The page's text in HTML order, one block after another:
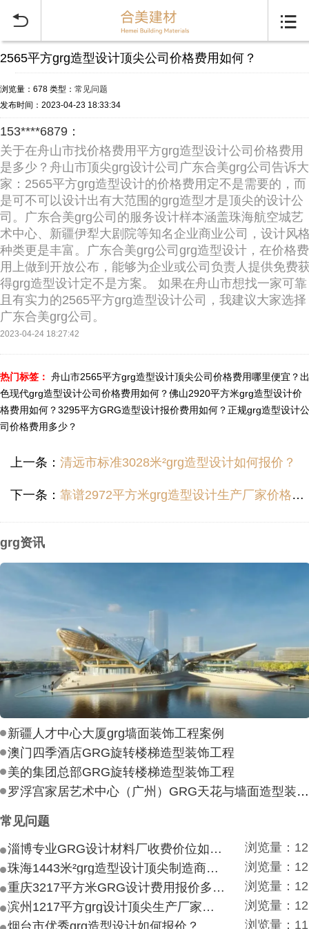
 
2565平方grg造型设计顶尖公司价格费用如何？
浏览量：678 类型： 常见问题
发布时间：2023-04-23 18:33:34
153****6879：
关于在舟山市找价格费用平方grg造型设计公司价格费用
是多少？舟山市顶尖grg设计公司广东合美grg公司告诉大
家：2565平方grg造型设计的价格费用定不是需要的，而
是可不可以设计出有大范围的grg造型才是顶尖的设计公
司。广东合美grg公司的服务设计样本涵盖珠海航空城艺
术中心、新疆伊犁大剧院等知名企业商业公司，设计风
种类更是丰富。广东合美grg公司grg造型设计，在价格费
用上做到开放公布，能够为企业或公司负责人提供免费
得grg造型设计定不是方案。 如果在舟山市想找一家可靠
且有实力的2565平方grg造型设计公司，我建议大家选择
广东合美grg公司。
2023-04-24 18:27:42
热门标签： 舟山市2565平方grg造型设计顶尖公司价格费用哪里便宜？出
色现代grg造型设计公司价格费用如何？佛山2920平方米grg造型设计价
格费用如何？3295平方GRG造型设计报价费用如何？正规grg造型设计公
司价格费用多少？
上一条： 清远市标准3028米²grg造型设计如何报价？
下一条： 靠谱2972平方米grg造型设计生产厂家价格哪里便宜？
grg资讯
新疆人才中心大厦grg墙面装饰工程案例
澳门四季酒店GRG旋转楼梯造型装饰工程
美的集团总部GRG旋转楼梯造型装饰工程
罗浮宫家居艺术中心（广州）GRG天花与墙面造型装饰工程
常见问题
淄博专业GRG设计材料厂收费价位如何？
浏览量：
珠海1443米²grg造型设计顶尖制造商付费付费多少？
浏览量：
重庆3217平方米GRG设计费用报价多少？
浏览量：
滨州1217平方grg设计顶尖生产厂家价目如何？
浏览量：
烟台市优秀grg造型设计如何报价？
浏览量：